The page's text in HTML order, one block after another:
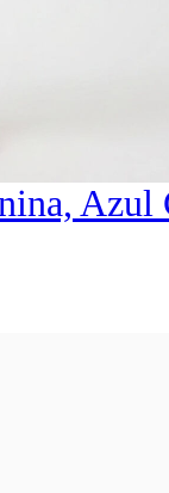
Azul